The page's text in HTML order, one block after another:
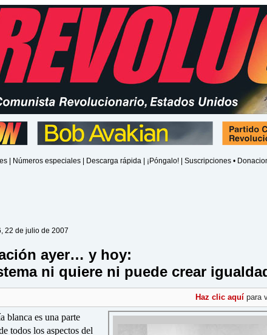
Números especiales Descarga rápida ¡Póngalo! Suscripciones •
22 de julio de 2007
ayer… y hoy:
ni quiere ni puede crear
Haz clic aquí para
blanca es una parte
todos los aspectos del